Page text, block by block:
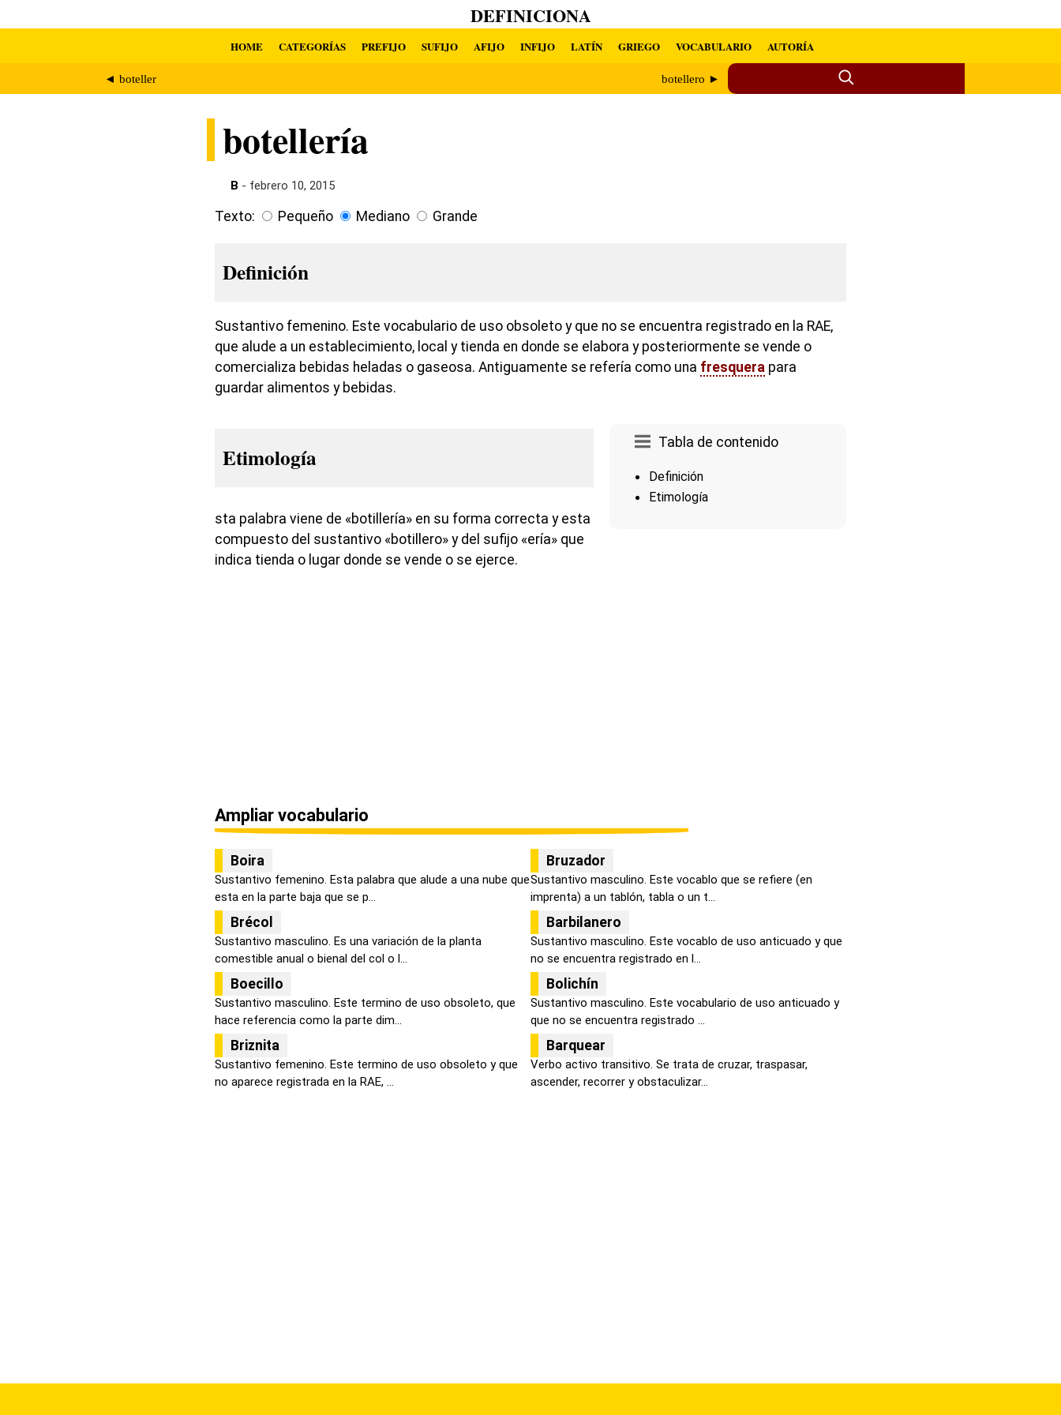
DEFINICIONA
HOME CATEGORÍAS PREFIJO SUFIJO AFIJO INFIJO LATÍN GRIEGO VOCABULARIO AUTORÍA
◄ boteller botellero ►
botellería
B - febrero 10, 2015
Texto: Pequeño Mediano Grande
Definición
Sustantivo femenino. Este vocabulario de uso obsoleto y que no se encuentra registrado en la RAE,
que alude a un establecimiento, local y tienda en donde se elabora y posteriormente se vende o
comercializa bebidas heladas o gaseosa. Antiguamente se refería como una fresquera para
guardar alimentos y bebidas.
Tabla de contenido
Definición
Etimología
Etimología
sta palabra viene de «botillería» en su forma correcta y esta
compuesto del sustantivo «botillero» y del sufijo «ería» que
indica tienda o lugar donde se vende o se ejerce.
Ampliar vocabulario
Boira
Sustantivo femenino. Esta palabra que alude a una nube que
esta en la parte baja que se p...
Bruzador
Sustantivo masculino. Este vocablo que se refiere (en
imprenta) a un tablón, tabla o un t...
Brécol
Sustantivo masculino. Es una variación de la planta
comestible anual o bienal del col o l...
Barbilanero
Sustantivo masculino. Este vocablo de uso anticuado y que
no se encuentra registrado en l...
Boecillo
Sustantivo masculino. Este termino de uso obsoleto, que
hace referencia como la parte dim...
Bolichín
Sustantivo masculino. Este vocabulario de uso anticuado y
que no se encuentra registrado ...
Briznita
Sustantivo femenino. Este termino de uso obsoleto y que
no aparece registrada en la RAE, ...
Barquear
Verbo activo transitivo. Se trata de cruzar, traspasar,
ascender, recorrer y obstaculizar...